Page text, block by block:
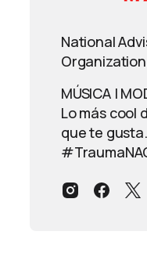
National
MÚSICA |
Lo más cool
que te